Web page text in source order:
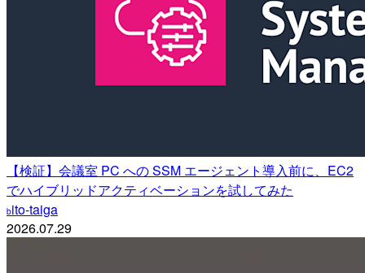
【検証】会議室 PC への SSM エージェント導入前に、EC2
でハイブリッドアクティベーションを試してみた
bito-taiga
2026.07.29